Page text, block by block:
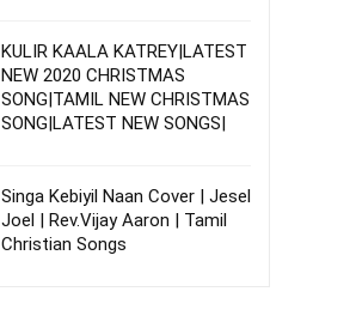
KULIR KAALA KATREY|LATEST
NEW 2020 CHRISTMAS
SONG|TAMIL NEW CHRISTMAS
SONG|LATEST NEW SONGS|
Singa Kebiyil Naan Cover | Jesel
Joel | Rev.Vijay Aaron | Tamil
Christian Songs